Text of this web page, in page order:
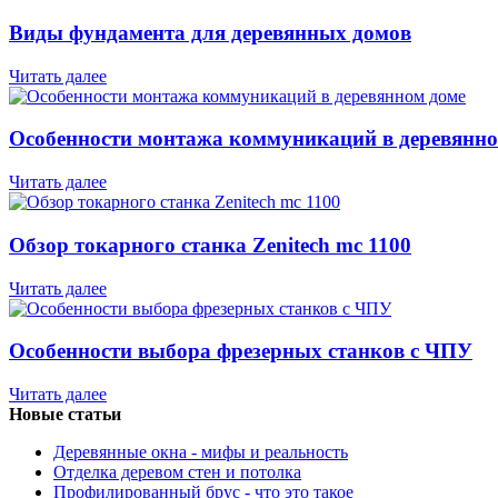
Виды фундамента для деревянных домов
Читать далее
Особенности монтажа коммуникаций в
Читать далее
Обзор токарного станка Zenitech mc 1100
Читать далее
Особенности выбора фрезерных станков с ЧПУ
Читать далее
Новые статьи
Деревянные окна - мифы и реальность
Отделка деревом стен и потолка
Профилированный брус - что это такое